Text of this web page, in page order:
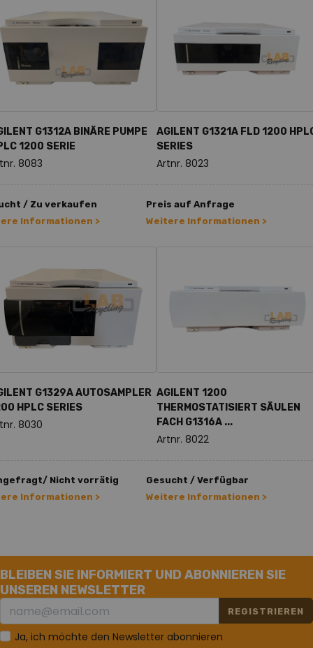
G1312A BINÄRE PUMPE
1200 SERIE
8083
/ Zu verkaufen
Informationen >
AGILENT G1321A FLD 1200
SERIES
Artnr. 8023
Preis auf Anfrage
Weitere Informationen >
G1329A AUTOSAMPLER
HPLC SERIES
8030
Nicht vorrätig
Informationen >
AGILENT 1200
THERMOSTATISIERT SÄULEN
FACH G1316A ...
Artnr. 8022
Gesucht / Verfügbar
Weitere Informationen >
BLEIBEN SIE INFORMIERT UND ABONNIEREN SIE
UNSEREN NEWSLETTER
REGISTRIEREN
Ja, ich möchte den Newsletter abonnieren